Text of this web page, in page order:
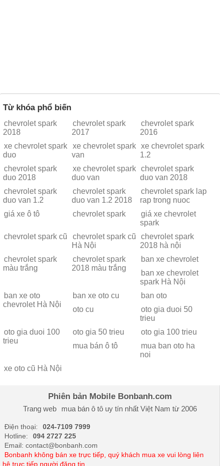
Từ khóa phổ biến
chevrolet spark
2018
chevrolet spark
2017
chevrolet spark
2016
xe chevrolet spark
duo
xe chevrolet spark
van
xe chevrolet spark
1.2
chevrolet spark
duo 2018
xe chevrolet spark
duo van
chevrolet spark
duo van 2018
chevrolet spark
duo van 1.2
chevrolet spark
duo van 1.2 2018
chevrolet spark lap
rap trong nuoc
giá xe ô tô
chevrolet spark
giá xe chevrolet
spark
chevrolet spark cũ
chevrolet spark cũ
Hà Nội
chevrolet spark
2018 hà nội
chevrolet spark
màu trắng
chevrolet spark
2018 màu trắng
ban xe chevrolet
ban xe chevrolet
spark Hà Nội
ban xe oto
chevrolet Hà Nội
ban xe oto cu
ban oto
oto cu
oto gia duoi 50
trieu
oto gia duoi 100
trieu
oto gia 50 trieu
oto gia 100 trieu
mua bán ô tô
mua ban oto ha
noi
xe oto cũ Hà Nội
Phiên bản Mobile Bonbanh.com
Trang web mua bán ô tôuy tín nhất Việt Nam từ 2006
Điện thoại:
024-7109 7999
Hotline:
094 2727 225
Email: contact@bonbanh.com
Bonbanh không bán xe trực tiếp, quý khách mua xe vui lòng liên
hệ trực tiếp người đăng tin.